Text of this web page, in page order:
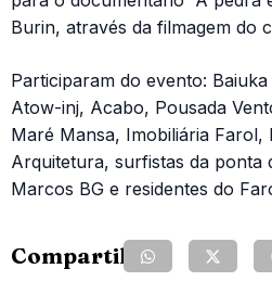
Burin, através da filmagem do
Participaram do evento:
Atow-inj, Acabo, Pousada
Maré Mansa, Imobiliária Farol,
Arquitetura, surfistas da ponta
Marcos BG e residentes do
Compartilhe: